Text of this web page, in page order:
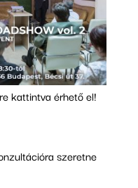
kattintva érhető el!
szeretne